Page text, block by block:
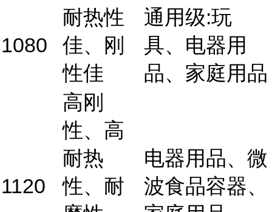
1080
耐热性
佳、刚
性佳
通用级:玩
具、电器用
品、家庭用品
1120
高刚
性、高
耐热
性、耐
电器用品、微
波食品容器、